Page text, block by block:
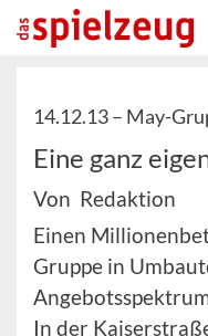
14.12.13 – May-
Eine ganz
Von Redaktion
Einen
Gruppe in
In der